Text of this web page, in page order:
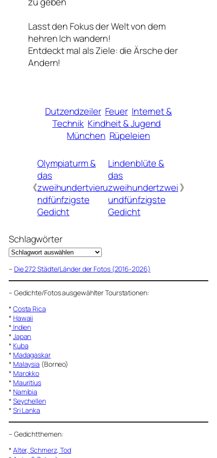
Lasst den Fokus der Welt von dem
hehren Ich wandern!
Entdeckt mal als Ziele: die Ärsche der
Andern!
Dutzendzeiler Feuer Internet &
Technik Kindheit & Jugend
München Rüpeleien
《
Olympiaturm &
das
zweihundertvieru
ndfünfzigste
Gedicht
Lindenblüte &
das
zweihundertzwei
undfünfzigste
Gedicht
》
Schlagwörter
– Die 272 Städte/Länder der Fotos (2016-2026)
– Gedichte/Fotos ausgewählter Tourstationen:
* Costa Rica
* Hawaii
* Indien
* Japan
* Kuba
* Madagaskar
* Malaysia (Borneo)
* Marokko
* Mauritius
* Namibia
* Seychellen
* Sri Lanka
– Gedichtthemen:
* Alter, Schmerz, Tod